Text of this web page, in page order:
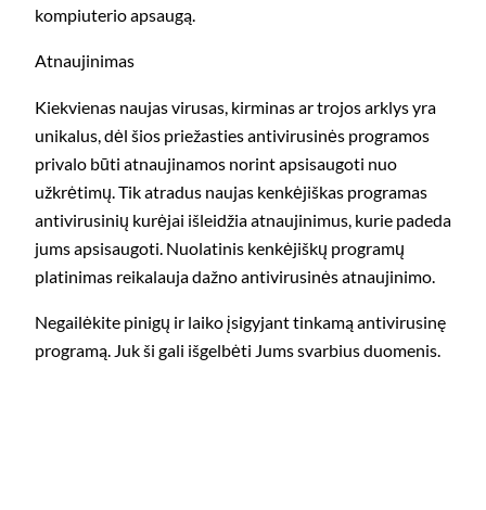
kompiuterio apsaugą.
Atnaujinimas
Kiekvienas naujas virusas, kirminas ar trojos arklys yra
unikalus, dėl šios priežasties antivirusinės programos
privalo būti atnaujinamos norint apsisaugoti nuo
užkrėtimų. Tik atradus naujas kenkėjiškas programas
antivirusinių kurėjai išleidžia atnaujinimus, kurie padeda
jums apsisaugoti. Nuolatinis kenkėjiškų programų
platinimas reikalauja dažno antivirusinės atnaujinimo.
Negailėkite pinigų ir laiko įsigyjant tinkamą antivirusinę
programą. Juk ši gali išgelbėti Jums svarbius duomenis.